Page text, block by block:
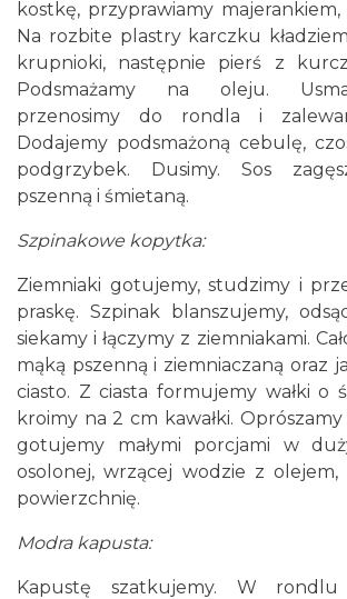
kostkę, przyprawiamy majerankiem,
Na rozbite plastry karczku
krupnioki, następnie pierś z
Podsmażamy na oleju.
przenosimy do rondla i
Dodajemy podsmażoną cebulę,
podgrzybek. Dusimy. Sos
pszenną i śmietaną.
Szpinakowe kopytka:
Ziemniaki gotujemy, studzimy i
praskę. Szpinak blanszujemy,
siekamy i łączymy z ziemniakami.
mąką pszenną i ziemniaczaną oraz
ciasto. Z ciasta formujemy wałki o
kroimy na 2 cm kawałki.
gotujemy małymi porcjami w
osolonej, wrzącej wodzie z olejem,
powierzchnię.
Modra kapusta:
Kapustę szatkujemy. W rondlu